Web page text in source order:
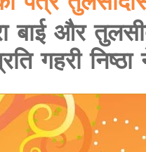
बाई और
गहरी